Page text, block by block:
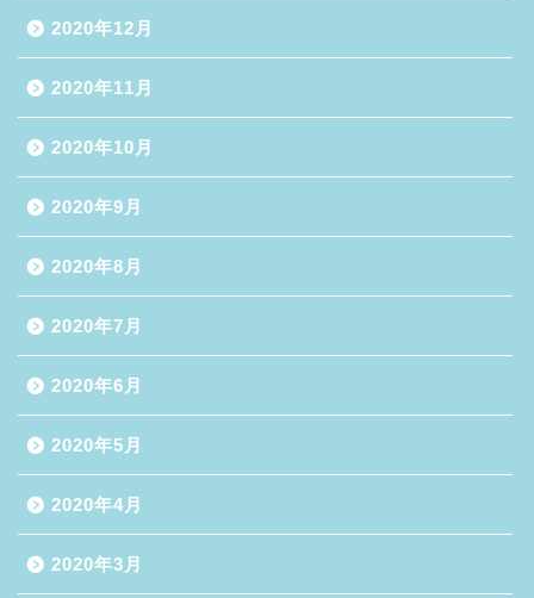
2020年12月
2020年11月
2020年10月
2020年9月
2020年8月
2020年7月
2020年6月
2020年5月
2020年4月
2020年3月